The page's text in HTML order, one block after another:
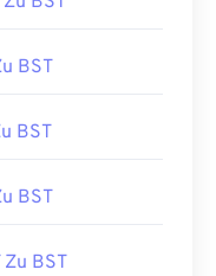
BST
BST
BST
Zu BST